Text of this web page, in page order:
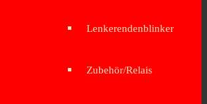
Lenkerendenblinker
Zubehör/Relais